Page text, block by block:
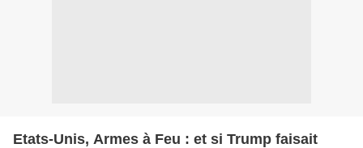
Etats-Unis, Armes à Feu : et si Trump faisait